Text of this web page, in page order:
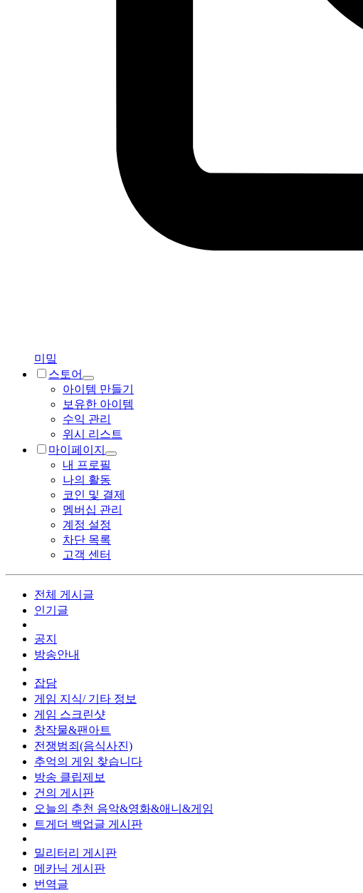
미밐
스토어
아이템 만들기
보유한 아이템
수익 관리
위시 리스트
마이페이지
내 프로필
나의 활동
코인 및 결제
멤버십 관리
계정 설정
차단 목록
고객 센터
전체 게시글
인기글
공지
방송안내
잡담
게임 지식/ 기타 정보
게임 스크린샷
창작물&팬아트
전쟁범죄(음식사진)
추억의 게임 찾습니다
방송 클립제보
건의 게시판
오늘의 추천 음악&영화&애니&게임
트게더 백업글 게시판
밀리터리 게시판
메카닉 게시판
번역글